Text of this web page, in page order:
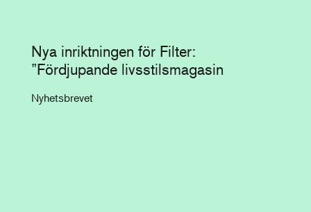
Nya inriktningen för Filter:
”Fördjupande livsstilsmagasin
Nyhetsbrevet